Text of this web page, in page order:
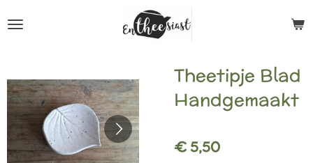
de
hoofdinhoud
Theetipje Blad
Handgemaakt
€ 5,50